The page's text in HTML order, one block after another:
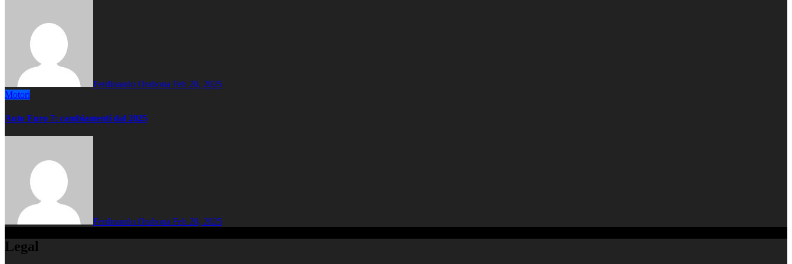
Ferdinando Orabona Feb 20, 2025
Motori
Auto Euro 7: cambiamenti dal 2025
Ferdinando Orabona Feb 20, 2025
Legal